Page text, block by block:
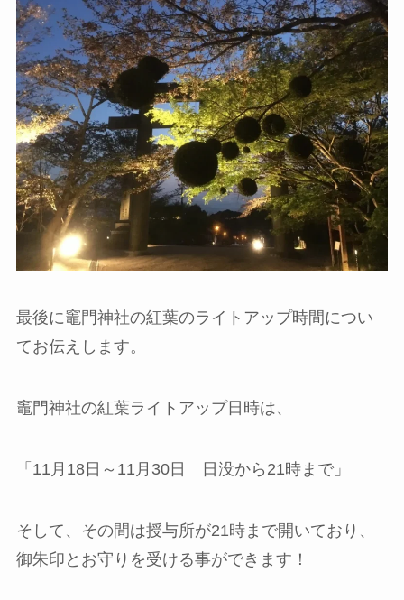
最後に竈門神社の紅葉のライトアップ時間につい
てお伝えします。
竈門神社の紅葉ライトアップ日時は、
「11月18日～11月30日 日没から21時まで」
そして、その間は授与所が21時まで開いており、
御朱印とお守りを受ける事ができます！